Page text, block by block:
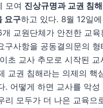
모여 진상규명과 교권 침
요구하고 있다. 8월 12일
교원단체가 안전한 교육
구사항을 공동결의문의 형
초 교사 추모로 시작된 교
교권 침해라는 의제의 핵
. 어떻게 하면 교사를 악성
리 모두가 더 나은 교육으